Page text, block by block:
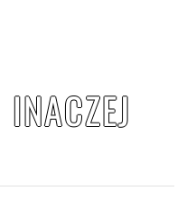
INACZEJ